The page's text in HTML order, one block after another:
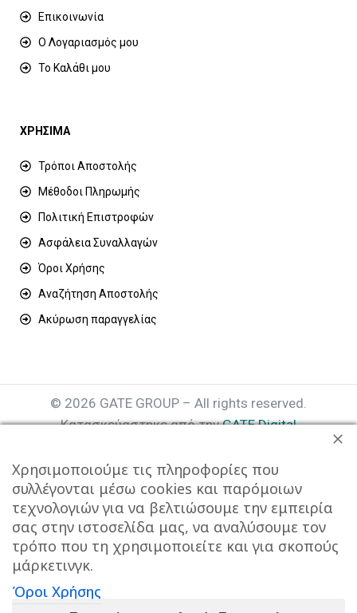
Επικοινωνία
Ο Λογαριασμός μου
Το Καλάθι μου
ΧΡΗΣΙΜΑ
Τρόποι Αποστολής
Μέθοδοι Πληρωμής
Πολιτική Επιστροφών
Ασφάλεια Συναλλαγών
Όροι Χρήσης
Αναζήτηση Αποστολής
Ακύρωση παραγγελίας
© 2026 GATE GROUP – All rights reserved.
Κατασκεύαστηκε από τηνGATE Digital
Αριθμός Γ.Ε.ΜΗ. : 077935642000
Χρησιμοποιούμε τις πληροφορίες που
συλλέγονται μέσω cookies και παρόμοιων
τεχνολογιών για να βελτιώσουμε την εμπειρία
σας στην ιστοσελίδα μας, να αναλύσουμε τον
τρόπο που τη χρησιμοποιείτε και για σκοπούς
μάρκετινγκ.
Όροι Χρήσης